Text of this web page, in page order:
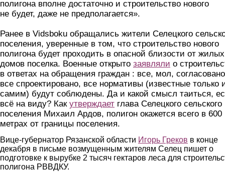
полигона вполне достаточно и строительство нового
не будет, даже не предполагается».
Ранее в Vidsboku обращались жители Селецкого
поселения, уверенные в том, что строительство нового
полигона будет проходить в опасной близости от жилых
домов поселка. Военные открыто заявляли о
в ответах на обращения граждан : все, мол,
все спроектировано, все нормативы (известные только
самим) будут соблюдены. Да и какой смысл таиться,
всё на виду? Как утверждает глава Селецкого сельского
поселения Михаил Ардов, полигон окажется всего в 600
метрах от границы поселения.
Вице-губернатор Рязанской области Игорь Греков в конце
декабря в письме возмущенным жителям Селец пишет о
подготовке к вырубке 2 тысяч гектаров леса для
полигона РВВДКУ.